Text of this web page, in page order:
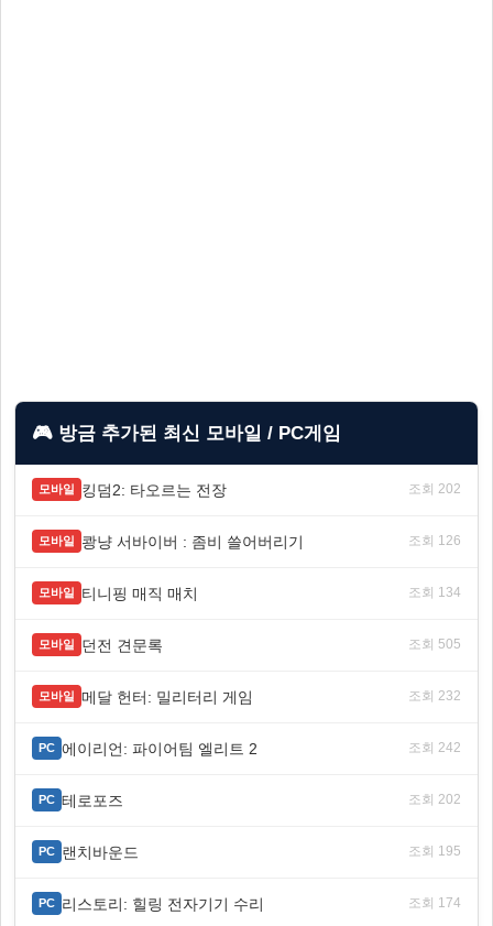
🎮 방금 추가된 최신 모바일 / PC게임
모바일 킹덤2: 타오르는 전장 조회 202
모바일 쾅냥 서바이버 : 좀비 쓸어버리기 조회 126
모바일 티니핑 매직 매치 조회 134
모바일 던전 견문록 조회 505
모바일 메달 헌터: 밀리터리 게임 조회 232
PC 에이리언: 파이어팀 엘리트 2 조회 242
PC 테로포즈 조회 202
PC 랜치바운드 조회 195
PC 리스토리: 힐링 전자기기 수리 조회 174